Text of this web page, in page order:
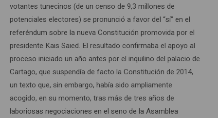
votantes tunecinos (de un censo de 9,3 millones de
potenciales electores) se pronunció a favor del “sí” en el
referéndum sobre la nueva Constitución promovida por el
presidente Kais Saied. El resultado confirmaba el apoyo al
proceso iniciado un año antes por el inquilino del palacio de
Cartago, que suspendía de facto la Constitución de 2014,
un texto que, sin embargo, había sido ampliamente
acogido, en su momento, tras más de tres años de
laboriosas negociaciones en el seno de la Asamblea